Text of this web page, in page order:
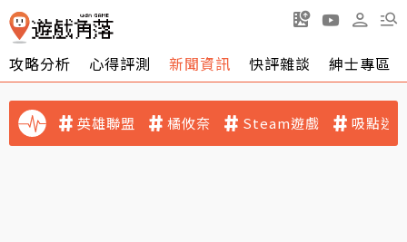
攻略分析 心得評測 新聞資訊 快評雜談 紳士專區
英雄聯盟 橘攸奈 Steam遊戲 吸點迷